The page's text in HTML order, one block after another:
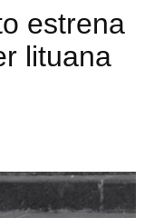
estrena
lituana